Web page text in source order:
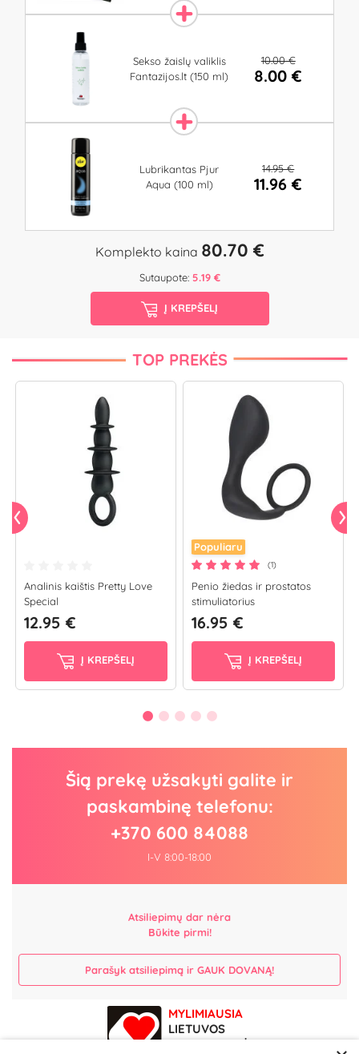
Sekso žaislų valiklis
Fantazijos.lt (150 ml)
10.00 €
8.00 €
Lubrikantas Pjur
Aqua (100 ml)
14.95 €
11.96 €
Komplekto kaina 80.70 €
Sutaupote: 5.19 €
Į KREPŠELĮ
TOP PREKĖS
Analinis kaištis Pretty Love
Special
12.95 €
Į KREPŠELĮ
Populiaru
(1)
Penio žiedas ir prostatos
stimuliatorius
16.95 €
Į KREPŠELĮ
Šią prekę užsakyti galite ir
paskambinę telefonu:
+370 600 84088
I-V 8:00-18:00
Atsiliepimų dar nėra
Būkite pirmi!
Parašyk atsiliepimą ir GAUK DOVANĄ!
MYLIMIAUSIA
LIETUVOS
ELEKTRONINĖ